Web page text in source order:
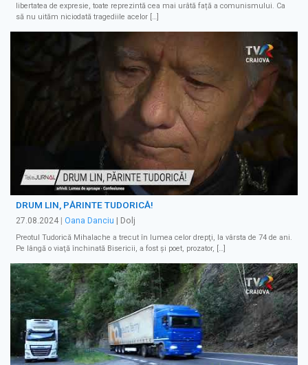
libertatea de expresie, toate reprezintă cea mai urâtă față a comunismului. Ca
să nu uităm niciodată tragediile acelor […]
DRUM LIN, PĂRINTE TUDORICĂ!
27.08.2024 | Oana Danciu | Dolj
Preotul Tudorică Mihalache a trecut în lumea celor drepţi, la vârsta de 74 de ani.
Pe lângă o viaţă închinată Bisericii, a fost şi poet, prozator, […]